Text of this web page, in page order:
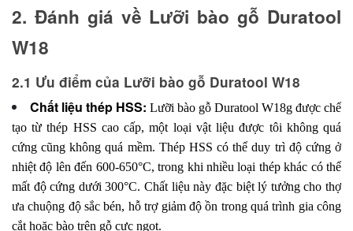
2. Đánh giá về Lưỡi bào gỗ Duratool
W18
2.1 Ưu điểm của Lưỡi bào gỗ Duratool W18
Chất liệu thép HSS: Lưỡi bào gỗ Duratool W18g được chế
tạo từ thép HSS cao cấp, một loại vật liệu được tôi không quá
cứng cũng không quá mềm. Thép HSS có thể duy trì độ cứng ở
nhiệt độ lên đến 600-650°C, trong khi nhiều loại thép khác có thể
mất độ cứng dưới 300°C. Chất liệu này đặc biệt lý tưởng cho thợ
ưa chuộng độ sắc bén, hỗ trợ giảm độ ồn trong quá trình gia công
cắt hoặc bào trên gỗ cực ngọt.